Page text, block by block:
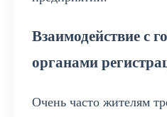
Взаимодействие с
органами
Очень часто жителям